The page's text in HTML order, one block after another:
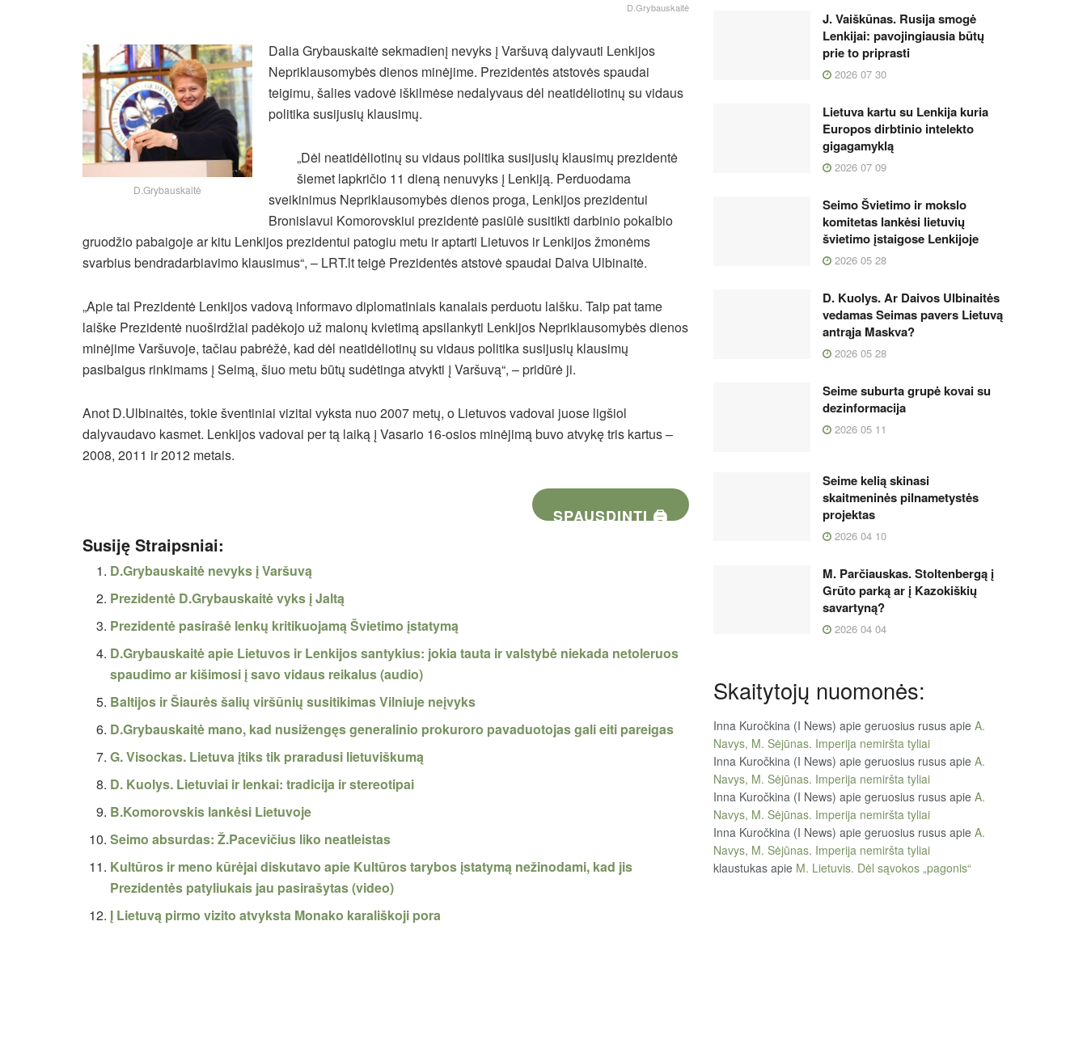
D.Grybauskaitė
D.Grybauskaitė
Dalia Grybauskaitė sekmadienį nevyks į Varšuvą dalyvauti Lenkijos
Nepriklausomybės dienos minėjime. Prezidentės atstovės spaudai
teigimu, šalies vadovė iškilmėse nedalyvaus dėl neatidėliotinų su vidaus
politika susijusių klausimų.
„Dėl neatidėliotinų su vidaus politika susijusių klausimų prezidentė
šiemet lapkričio 11 dieną nenuvyks į Lenkiją. Perduodama
sveikinimus Nepriklausomybės dienos proga, Lenkijos prezidentui
Bronislavui Komorovskiui prezidentė pasiūlė susitikti darbinio pokalbio
gruodžio pabaigoje ar kitu Lenkijos prezidentui patogiu metu ir aptarti Lietuvos ir Lenkijos žmonėms
svarbius bendradarbiavimo klausimus“, – LRT.lt teigė Prezidentės atstovė spaudai Daiva Ulbinaitė.
„Apie tai Prezidentė Lenkijos vadovą informavo diplomatiniais kanalais perduotu laišku. Taip pat tame
laiške Prezidentė nuoširdžiai padėkojo už malonų kvietimą apsilankyti Lenkijos Nepriklausomybės dienos
minėjime Varšuvoje, tačiau pabrėžė, kad dėl neatidėliotinų su vidaus politika susijusių klausimų
pasibaigus rinkimams į Seimą, šiuo metu būtų sudėtinga atvykti į Varšuvą“, – pridūrė ji.
Anot D.Ulbinaitės, tokie šventiniai vizitai vyksta nuo 2007 metų, o Lietuvos vadovai juose ligšiol
dalyvaudavo kasmet. Lenkijos vadovai per tą laiką į Vasario 16-osios minėjimą buvo atvykę tris kartus –
2008, 2011 ir 2012 metais.
SPAUSDINTI 🖨
Susiję Straipsniai:
D.Grybauskaitė nevyks į Varšuvą
Prezidentė D.Grybauskaitė vyks į Jaltą
Prezidentė pasirašė lenkų kritikuojamą Švietimo įstatymą
D.Grybauskaitė apie Lietuvos ir Lenkijos santykius: jokia tauta ir valstybė niekada netoleruos
spaudimo ar kišimosi į savo vidaus reikalus (audio)
Baltijos ir Šiaurės šalių viršūnių susitikimas Vilniuje neįvyks
D.Grybauskaitė mano, kad nusižengęs generalinio prokuroro pavaduotojas gali eiti pareigas
G. Visockas. Lietuva įtiks tik praradusi lietuviškumą
D. Kuolys. Lietuviai ir lenkai: tradicija ir stereotipai
B.Komorovskis lankėsi Lietuvoje
Seimo absurdas: Ž.Pacevičius liko neatleistas
Kultūros ir meno kūrėjai diskutavo apie Kultūros tarybos įstatymą nežinodami, kad jis
Prezidentės patyliukais jau pasirašytas (video)
Į Lietuvą pirmo vizito atvyksta Monako karališkoji pora
J. Vaiškūnas. Rusija smogė
Lenkijai: pavojingiausia būtų
prie to priprasti
2026 07 30
Lietuva kartu su Lenkija kuria
Europos dirbtinio intelekto
gigagamyklą
2026 07 09
Seimo Švietimo ir mokslo
komitetas lankėsi lietuvių
švietimo įstaigose Lenkijoje
2026 05 28
D. Kuolys. Ar Daivos Ulbinaitės
vedamas Seimas pavers Lietuvą
antrąja Maskva?
2026 05 28
Seime suburta grupė kovai su
dezinformacija
2026 05 11
Seime kelią skinasi
skaitmeninės pilnametystės
projektas
2026 04 10
M. Parčiauskas. Stoltenbergą į
Grūto parką ar į Kazokiškių
savartyną?
2026 04 04
Skaitytojų nuomonės:
Inna Kuročkina (I News) apie geruosius rusus apie A.
Navys, M. Sėjūnas. Imperija nemiršta tyliai
Inna Kuročkina (I News) apie geruosius rusus apie A.
Navys, M. Sėjūnas. Imperija nemiršta tyliai
Inna Kuročkina (I News) apie geruosius rusus apie A.
Navys, M. Sėjūnas. Imperija nemiršta tyliai
Inna Kuročkina (I News) apie geruosius rusus apie A.
Navys, M. Sėjūnas. Imperija nemiršta tyliai
klaustukas apie M. Lietuvis. Dėl sąvokos „pagonis“